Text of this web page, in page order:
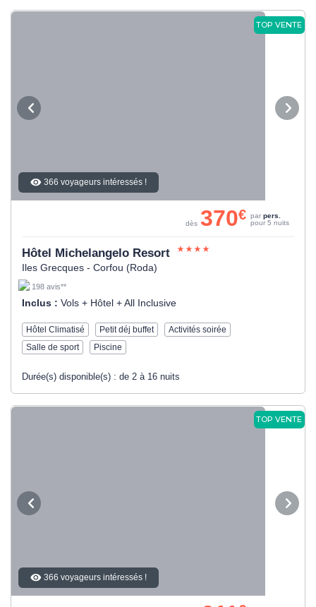
TOP VENTE
366 voyageurs intéressés !
Hôtel Michelangelo Resort
Iles Grecques - Corfou (Roda)
198 avis**
Inclus : Vols + Hôtel + All Inclusive
Hôtel Climatisé Petit déj buffet
Activités soirée
Salle de sport
Piscine
Durée(s) disponible(s) : de 2 à 16 nuits
dès 370€ par pers.
pour 5 nuits
TOP VENTE
366 voyageurs intéressés !